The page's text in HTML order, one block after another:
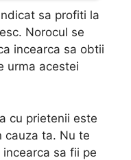
sa profiti la
Norocul se
incearca sa obtii
urma acestei
cu prietenii este
cauza ta. Nu te
sa fii pe